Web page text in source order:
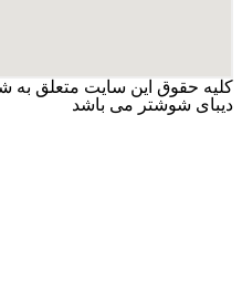
کلیه حقوق این سایت متعلق به
دیبای شوشتر می باشد